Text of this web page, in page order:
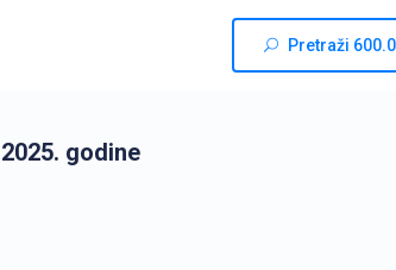
Pretraži
godine